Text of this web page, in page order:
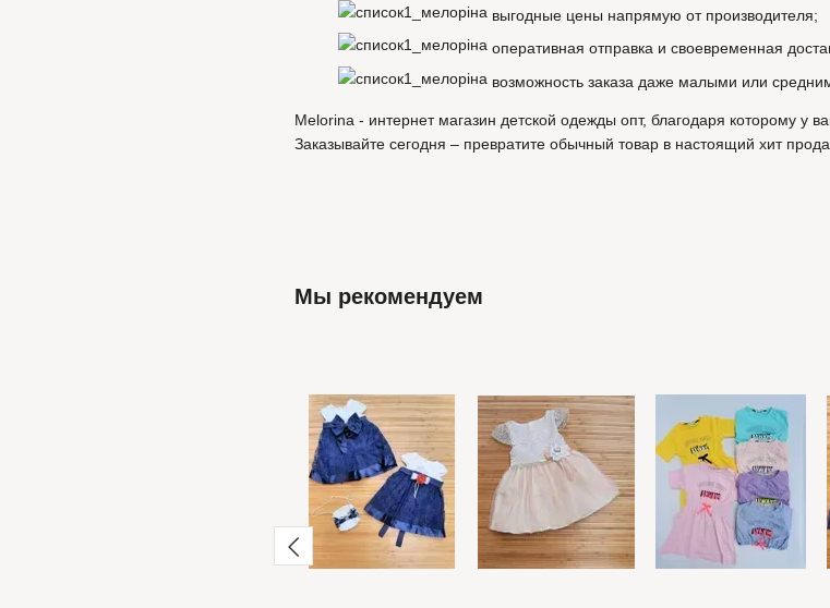
выгодные цены напрямую от производителя;
оперативная отправка и своевременная
возможность заказа даже малыми или
Melorina - интернет магазин детской одежды опт, благодаря которому у
Заказывайте сегодня – превратите обычный товар в настоящий хит
Мы рекомендуем